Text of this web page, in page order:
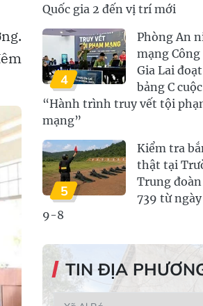
Quốc gia 2 đến vị trí mới
4
Phòng An
mạng
Gia Lai
bảng C
“Hành trình truy vết tội
mạng”
5
Kiểm tra
thật tại
Trung
739 từ
9-8
TIN ĐỊA